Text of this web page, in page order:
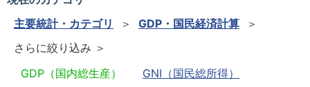
主要統計・カテゴリ
＞ GDP・国民経済計算 ＞
さらに絞り込み ＞
GDP（国内総生産）
GNI（国民総所得）